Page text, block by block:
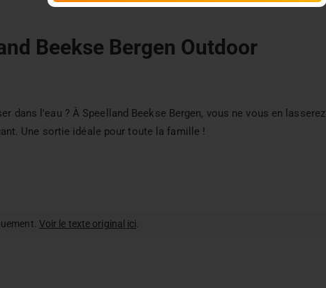
Beekse Bergen Outdoor
dans l'eau ? À Speelland Beekse Bergen, vous ne vous en lasserez
Une sortie idéale pour toute la famille !
Voir le texte original ici